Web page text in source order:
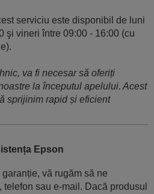
serviciu este disponibil de luni
şi vineri între 09:00 - 16:00 (cu
va fi necesar să oferiți
la începutul apelului. Acest
sprijinim rapid și eficient
Epson
vă rugăm să ne
sau e-mail. Dacă produsul